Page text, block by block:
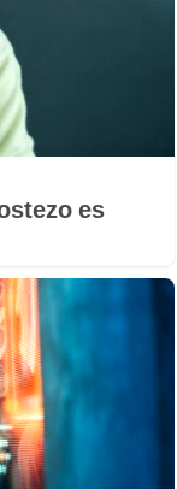
es